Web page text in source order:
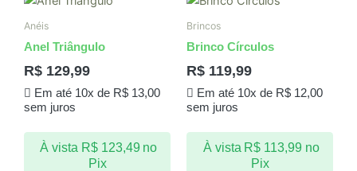
Anéis
Anel Triângulo
R$ 129,99
Em até 10x de R$13,00
sem juros
À vista R$123,49 no
Pix
As
podem
ser
Brincos
Brinco Círculos
R$ 119,99
Em até 10x de R$12,00
sem juros
À vista R$ 113,99 no
Pix